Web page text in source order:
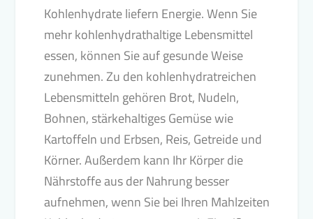
Kohlenhydrate liefern Energie. Wenn Sie
mehr kohlenhydrathaltige Lebensmittel
essen, können Sie auf gesunde Weise
zunehmen. Zu den kohlenhydratreichen
Lebensmitteln gehören Brot, Nudeln,
Bohnen, stärkehaltiges Gemüse wie
Kartoffeln und Erbsen, Reis, Getreide und
Körner. Außerdem kann Ihr Körper die
Nährstoffe aus der Nahrung besser
aufnehmen, wenn Sie bei Ihren Mahlzeiten